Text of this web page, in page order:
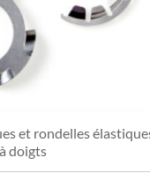
et rondelles
à doigts